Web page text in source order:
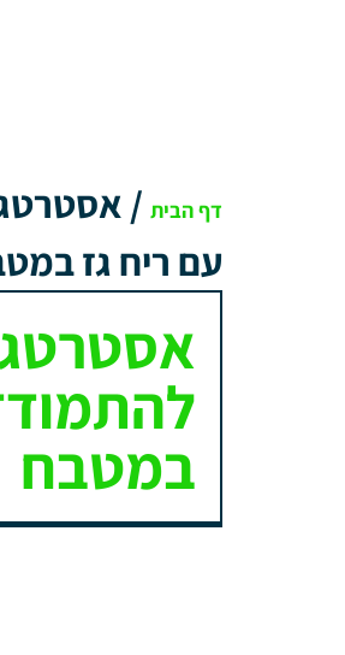
דף הבית /
עם ריח גז
במטבח